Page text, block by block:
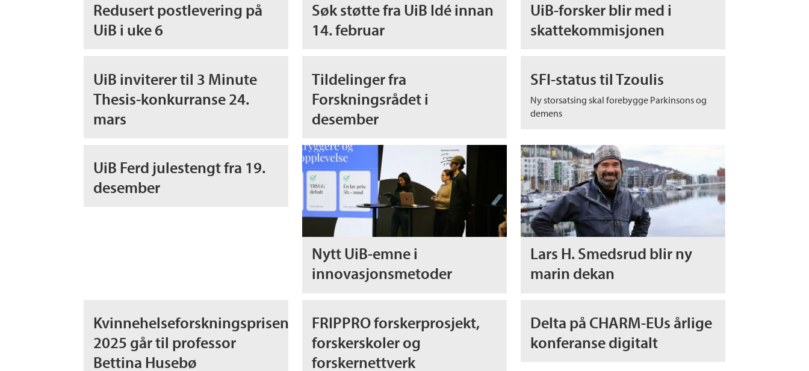
Redusert postlevering på
UiB i uke 6
Søk støtte fra UiB Idé innan
14. februar
UiB-forsker blir med i
skattekommisjonen
UiB inviterer til 3 Minute
Thesis-konkurranse 24.
mars
Tildelinger fra
Forskningsrådet i
desember
SFI-status til Tzoulis
Ny storsatsing skal forebygge Parkinsons og
demens
UiB Ferd julestengt fra 19.
desember
Nytt UiB-emne i
innovasjonsmetoder
Lars H. Smedsrud blir ny
marin dekan
Kvinnehelseforskningsprisen
2025 går til professor
Bettina Husebø
FRIPPRO forskerprosjekt,
forskerskoler og
forskernettverk
Delta på CHARM-EUs årlige
konferanse digitalt